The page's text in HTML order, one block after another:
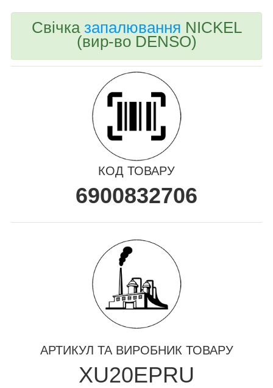
Свічка запалювання NICKEL
(вир-во DENSO)
КОД ТОВАРУ
6900832706
АРТИКУЛ ТА ВИРОБНИК ТОВАРУ
XU20EPRU